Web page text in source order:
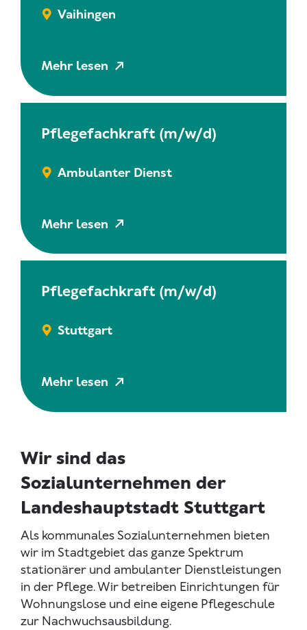
Vaihingen
Mehr lesen
Pflegefachkraft (m/w/d)
Ambulanter Dienst
Mehr lesen
Pflegefachkraft (m/w/d)
Stuttgart
Mehr lesen
Wir sind das
Sozialunternehmen der
Landeshauptstadt Stuttgart
Als kommunales Sozialunternehmen bieten
wir im Stadtgebiet das ganze Spektrum
stationärer und ambulanter Dienstleistungen
in der Pflege. Wir betreiben Einrichtungen für
Wohnungslose und eine eigene Pflegeschule
zur Nachwuchsausbildung.